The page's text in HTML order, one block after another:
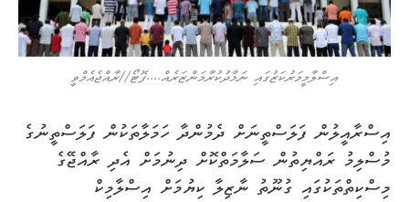
އިސްލާމީމަރުކަޒުގައި ނަމާދުކުރާމަންޒަރެއް....ފޮޓޯ//ރާއްޖެއެމްވީ
އިސްރާއީލުން ފަލަސްތީނަށް ދެމުންދާ ހަމަލާތަކުން ފަލަސްތީނުގެ
މުސްލިމު ރައްޔިތުން ސަލާމަތްކޮށް ދިނުމަށް އެދި ރާއްޖޭގެ
މިސްކިތްތަކުގައި ގުނޫތު ނާޒިލާ ކިޔުމަށް އިސްލާމިކް